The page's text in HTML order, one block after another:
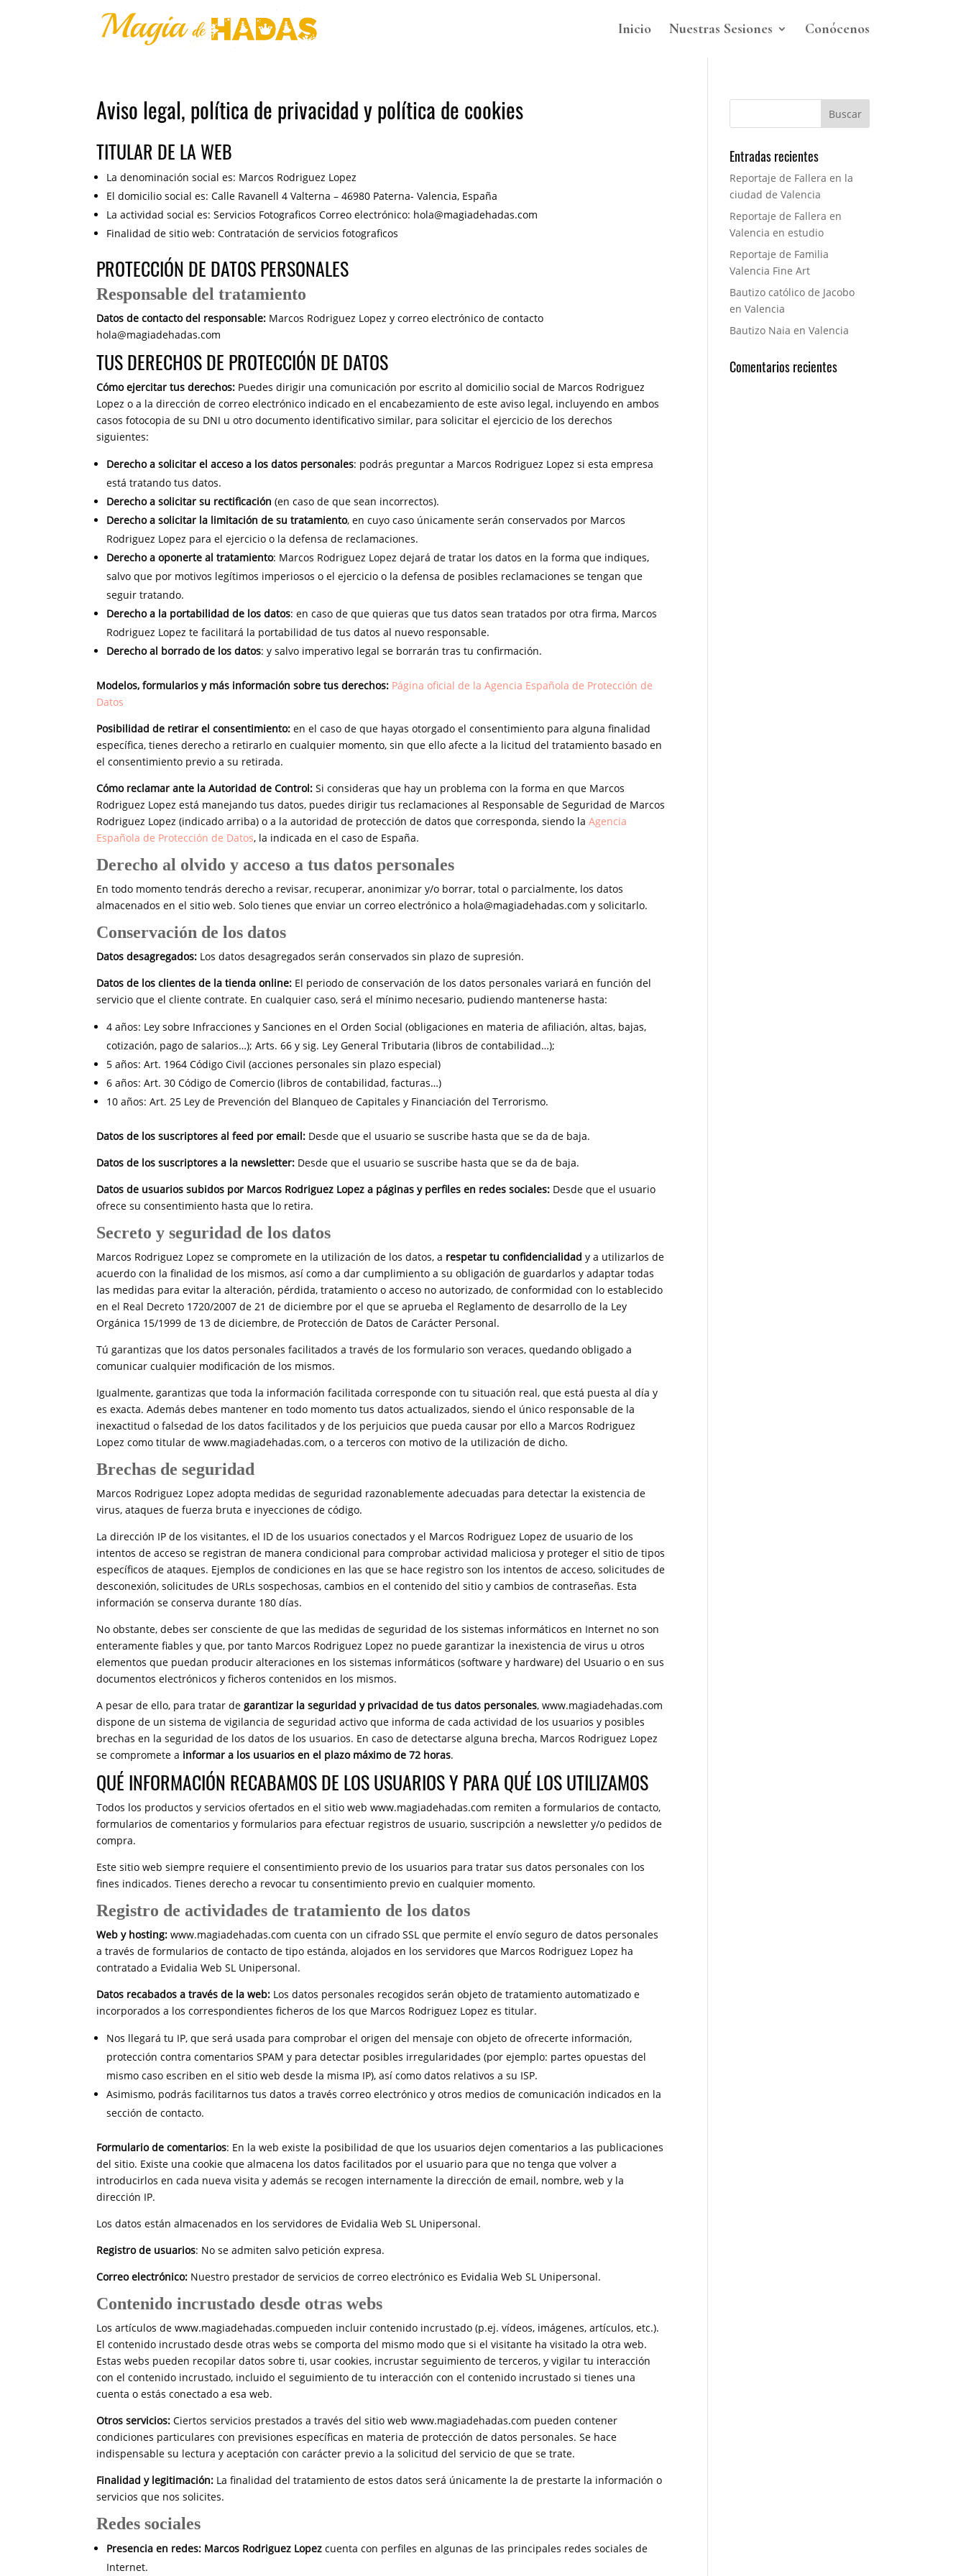
Inicio Nuestras Sesiones Conócenos
Aviso legal, política de privacidad y política de cookies
TITULAR DE LA WEB
La denominación social es: Marcos Rodriguez Lopez
El domicilio social es: Calle Ravanell 4 Valterna – 46980 Paterna- Valencia, España
La actividad social es: Servicios Fotograficos Correo electrónico: hola@magiadehadas.com
Finalidad de sitio web: Contratación de servicios fotograficos
PROTECCIÓN DE DATOS PERSONALES
Responsable del tratamiento
Datos de contacto del responsable: Marcos Rodriguez Lopez y correo electrónico de contacto
hola@magiadehadas.com
TUS DERECHOS DE PROTECCIÓN DE DATOS
Cómo ejercitar tus derechos: Puedes dirigir una comunicación por escrito al domicilio social de Marcos Rodriguez
Lopez o a la dirección de correo electrónico indicado en el encabezamiento de este aviso legal, incluyendo en ambos
casos fotocopia de su DNI u otro documento identificativo similar, para solicitar el ejercicio de los derechos
siguientes:
Derecho a solicitar el acceso a los datos personales: podrás preguntar a Marcos Rodriguez Lopez si esta empresa
está tratando tus datos.
Derecho a solicitar su rectificación (en caso de que sean incorrectos).
Derecho a solicitar la limitación de su tratamiento, en cuyo caso únicamente serán conservados por Marcos
Rodriguez Lopez para el ejercicio o la defensa de reclamaciones.
Derecho a oponerte al tratamiento: Marcos Rodriguez Lopez dejará de tratar los datos en la forma que indiques,
salvo que por motivos legítimos imperiosos o el ejercicio o la defensa de posibles reclamaciones se tengan que
seguir tratando.
Derecho a la portabilidad de los datos: en caso de que quieras que tus datos sean tratados por otra firma, Marcos
Rodriguez Lopez te facilitará la portabilidad de tus datos al nuevo responsable.
Derecho al borrado de los datos: y salvo imperativo legal se borrarán tras tu confirmación.
Modelos, formularios y más información sobre tus derechos: Página oficial de la Agencia Española de Protección de
Datos
Posibilidad de retirar el consentimiento:en el caso de que hayas otorgado el consentimiento para alguna finalidad
específica, tienes derecho a retirarlo en cualquier momento, sin que ello afecte a la licitud del tratamiento basado en
el consentimiento previo a su retirada.
Cómo reclamar ante la Autoridad de Control:Si consideras que hay un problema con la forma en que Marcos
Rodriguez Lopez está manejando tus datos, puedes dirigir tus reclamaciones al Responsable de Seguridad de Marcos
Rodriguez Lopez (indicado arriba) o a la autoridad de protección de datos que corresponda, siendo laAgencia
Española de Protección de Datos, la indicada en el caso de España.
Derecho al olvido y acceso a tus datos personales
En todo momento tendrás derecho a revisar, recuperar, anonimizar y/o borrar, total o parcialmente, los datos
almacenados en el sitio web. Solo tienes que enviar un correo electrónico a hola@magiadehadas.com y solicitarlo.
Conservación de los datos
Datos desagregados: Los datos desagregados serán conservados sin plazo de supresión.
Datos de los clientes de la tienda online: El periodo de conservación de los datos personales variará en función del
servicio que el cliente contrate. En cualquier caso, será el mínimo necesario, pudiendo mantenerse hasta:
4 años: Ley sobre Infracciones y Sanciones en el Orden Social (obligaciones en materia de afiliación, altas, bajas,
cotización, pago de salarios…); Arts. 66 y sig. Ley General Tributaria (libros de contabilidad…);
5 años: Art. 1964 Código Civil (acciones personales sin plazo especial)
6 años: Art. 30 Código de Comercio (libros de contabilidad, facturas…)
10 años: Art. 25 Ley de Prevención del Blanqueo de Capitales y Financiación del Terrorismo.
Datos de los suscriptores al feed por email: Desde que el usuario se suscribe hasta que se da de baja.
Datos de los suscriptores a la newsletter: Desde que el usuario se suscribe hasta que se da de baja.
Datos de usuarios subidos por Marcos Rodriguez Lopez a páginas y perfiles en redes sociales: Desde que el usuario
ofrece su consentimiento hasta que lo retira.
Secreto y seguridad de los datos
Marcos Rodriguez Lopez se compromete en la utilización de los datos, a respetar tu confidencialidad y a utilizarlos de
acuerdo con la finalidad de los mismos, así como a dar cumplimiento a su obligación de guardarlos y adaptar todas
las medidas para evitar la alteración, pérdida, tratamiento o acceso no autorizado, de conformidad con lo establecido
en el Real Decreto 1720/2007 de 21 de diciembre por el que se aprueba el Reglamento de desarrollo de la Ley
Orgánica 15/1999 de 13 de diciembre, de Protección de Datos de Carácter Personal.
Tú garantizas que los datos personales facilitados a través de los formulario son veraces, quedando obligado a
comunicar cualquier modificación de los mismos.
Igualmente, garantizas que toda la información facilitada corresponde con tu situación real, que está puesta al día y
es exacta. Además debes mantener en todo momento tus datos actualizados, siendo el único responsable de la
inexactitud o falsedad de los datos facilitados y de los perjuicios que pueda causar por ello a Marcos Rodriguez
Lopez como titular de www.magiadehadas.com, o a terceros con motivo de la utilización de dicho.
Brechas de seguridad
Marcos Rodriguez Lopez adopta medidas de seguridad razonablemente adecuadas para detectar la existencia de
virus, ataques de fuerza bruta e inyecciones de código.
La dirección IP de los visitantes, el ID de los usuarios conectados y el Marcos Rodriguez Lopez de usuario de los
intentos de acceso se registran de manera condicional para comprobar actividad maliciosa y proteger el sitio de tipos
específicos de ataques. Ejemplos de condiciones en las que se hace registro son los intentos de acceso, solicitudes de
desconexión, solicitudes de URLs sospechosas, cambios en el contenido del sitio y cambios de contraseñas. Esta
información se conserva durante 180 días.
No obstante, debes ser consciente de que las medidas de seguridad de los sistemas informáticos en Internet no son
enteramente fiables y que, por tanto Marcos Rodriguez Lopez no puede garantizar la inexistencia de virus u otros
elementos que puedan producir alteraciones en los sistemas informáticos (software y hardware) del Usuario o en sus
documentos electrónicos y ficheros contenidos en los mismos.
A pesar de ello, para tratar degarantizar la seguridad y privacidad de tus datos personales, www.magiadehadas.com
dispone de un sistema de vigilancia de seguridad activo que informa de cada actividad de los usuarios y posibles
brechas en la seguridad de los datos de los usuarios. En caso de detectarse alguna brecha, Marcos Rodriguez Lopez
se compromete a informar a los usuarios en el plazo máximo de 72 horas.
QUÉ INFORMACIÓN RECABAMOS DE LOS USUARIOS Y PARA QUÉ LOS UTILIZAMOS
Todos los productos y servicios ofertados en el sitio web www.magiadehadas.com remiten a formularios de contacto,
formularios de comentarios y formularios para efectuar registros de usuario, suscripción a newsletter y/o pedidos de
compra.
Este sitio web siempre requiere el consentimiento previo de los usuarios para tratar sus datos personales con los
fines indicados. Tienes derecho a revocar tu consentimiento previo en cualquier momento.
Registro de actividades de tratamiento de los datos
Web y hosting: www.magiadehadas.com cuenta con un cifrado SSL que permite el envío seguro de datos personales
a través de formularios de contacto de tipo estánda, alojados en los servidores que Marcos Rodriguez Lopez ha
contratado a Evidalia Web SL Unipersonal.
Datos recabados a través de la web: Los datos personales recogidos serán objeto de tratamiento automatizado e
incorporados a los correspondientes ficheros de los que Marcos Rodriguez Lopez es titular.
Nos llegará tu IP, que será usada para comprobar el origen del mensaje con objeto de ofrecerte información,
protección contra comentarios SPAM y para detectar posibles irregularidades (por ejemplo: partes opuestas del
mismo caso escriben en el sitio web desde la misma IP), así como datos relativos a su ISP.
Asimismo, podrás facilitarnos tus datos a través correo electrónico y otros medios de comunicación indicados en la
sección de contacto.
Formulario de comentarios: En la web existe la posibilidad de que los usuarios dejen comentarios a las publicaciones
del sitio. Existe una cookie que almacena los datos facilitados por el usuario para que no tenga que volver a
introducirlos en cada nueva visita y además se recogen internamente la dirección de email, nombre, web y la
dirección IP.
Los datos están almacenados en los servidores de Evidalia Web SL Unipersonal.
Registro de usuarios: No se admiten salvo petición expresa.
Correo electrónico: Nuestro prestador de servicios de correo electrónico es Evidalia Web SL Unipersonal.
Contenido incrustado desde otras webs
Los artículos de www.magiadehadas.compueden incluir contenido incrustado (p.ej. vídeos, imágenes, artículos, etc.).
El contenido incrustado desde otras webs se comporta del mismo modo que si el visitante ha visitado la otra web.
Estas webs pueden recopilar datos sobre ti, usar cookies, incrustar seguimiento de terceros, y vigilar tu interacción
con el contenido incrustado, incluido el seguimiento de tu interacción con el contenido incrustado si tienes una
cuenta o estás conectado a esa web.
Otros servicios:Ciertos servicios prestados a través del sitio web www.magiadehadas.com pueden contener
condiciones particulares con previsiones específicas en materia de protección de datos personales. Se hace
indispensable su lectura y aceptación con carácter previo a la solicitud del servicio de que se trate.
Finalidad y legitimación: La finalidad del tratamiento de estos datos será únicamente la de prestarte la información o
servicios que nos solicites.
Redes sociales
Presencia en redes: Marcos Rodriguez Lopez cuenta con perfiles en algunas de las principales redes sociales de
Internet.
Entradas recientes
Reportaje de Fallera en la
ciudad de Valencia
Reportaje de Fallera en
Valencia en estudio
Reportaje de Familia
Valencia Fine Art
Bautizo católico de Jacobo
en Valencia
Bautizo Naia en Valencia
Comentarios recientes